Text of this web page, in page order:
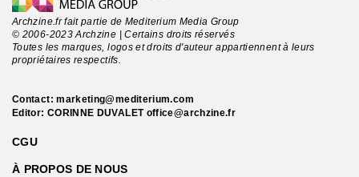
Archzine.fr fait partie de Mediterium Media Group
© 2006-2023 Archzine | Certains droits réservés
Toutes les marques, logos et droits d'auteur appartiennent à leurs
propriétaires respectifs.
Contact:marketing@mediterium.com
Editor: CORINNE DUVALET office@archzine.fr
CGU
À PROPOS DE NOUS